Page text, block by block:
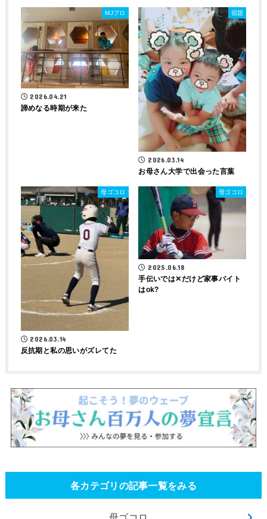
MJプロ
2026.04.21
諦めなる時期が来た
宿題
2026.03.14
お母さん大学で出会った言葉
母ゴコロ
2026.03.14
反抗期と私の思いがズレてた
母ゴコロ
2025.06.18
手伝いでは‪✕‬だけど家事バイト
はok?
各カテゴリの記事一覧をみる